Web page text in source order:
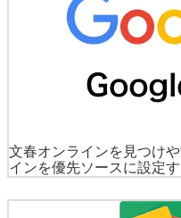
文春オンラインを見つけ
インを優先ソースに設定す